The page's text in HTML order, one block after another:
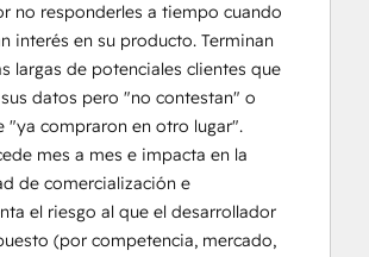
no responderles a tiempo cuando
interés en su producto. Terminan
largas de potenciales clientes que
datos pero "no contestan" o
"ya compraron en otro lugar".
mes a mes e impacta en la
de comercialización e
el riesgo al que el desarrollador
(por competencia, mercado,